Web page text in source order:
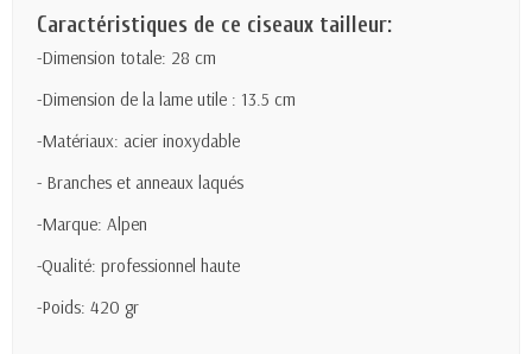
Caractéristiques de ce ciseaux tailleur:
-Dimension totale: 28 cm
-Dimension de la lame utile : 13.5 cm
-Matériaux: acier inoxydable
- Branches et anneaux laqués
-Marque: Alpen
-Qualité: professionnel haute
-Poids: 420 gr